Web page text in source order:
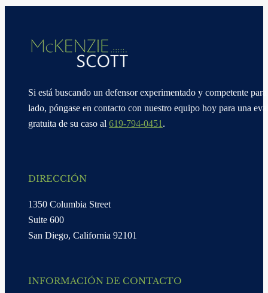
Si está buscando un defensor experimentado y competente
lado, póngase en contacto con nuestro equipo hoy para una
gratuita de su caso al 619-794-0451.
DIRECCIÓN
1350 Columbia Street
Suite 600
San Diego, California 92101
INFORMACIÓN DE CONTACTO